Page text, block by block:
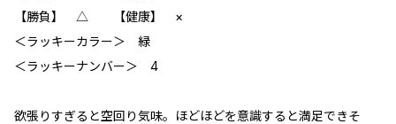
【勝負】 △ 【健康】 ×
＜ラッキーカラー＞ 緑
＜ラッキーナンバー＞ 4
欲張りすぎると空回り気味。ほどほどを意識すると満足できそ